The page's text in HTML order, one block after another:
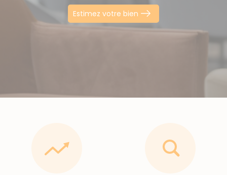
Estimez votre bien